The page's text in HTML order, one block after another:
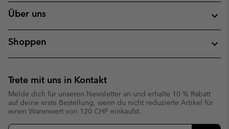
Über uns
Shoppen
Trete mit uns in Kontakt
Melde dich für unseren Newsletter an und erhalte 10 % Rabatt
auf deine erste Bestellung, wenn du nicht reduzierte Artikel für
einen Warenwert von 120 CHF einkaufst.